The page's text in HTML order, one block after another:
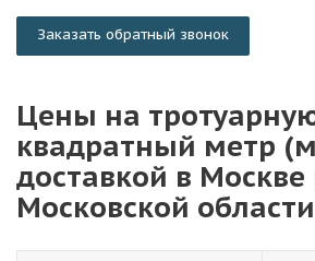
Заказать обратный звонок
Цены на
квадратный метр
доставкой в Москве
Московской области